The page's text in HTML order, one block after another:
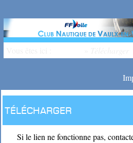
Télécharger
Si le lien ne fonctionne pas,